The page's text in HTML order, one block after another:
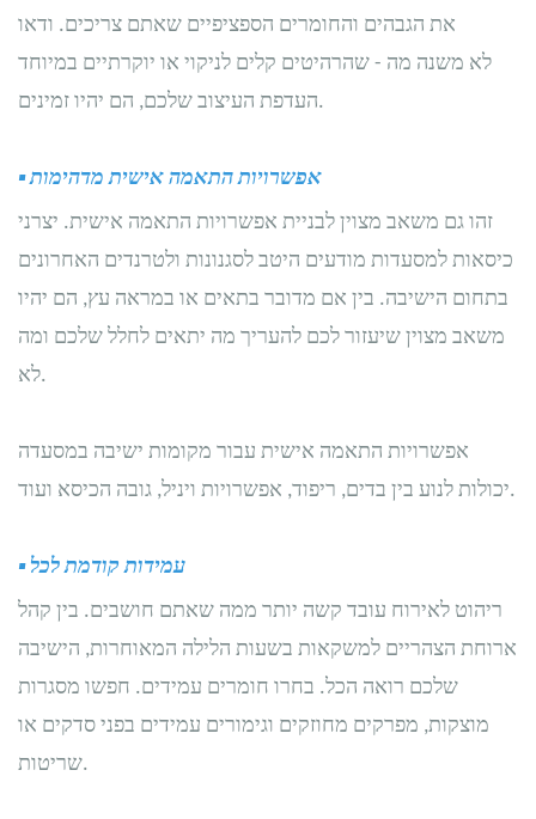
את הגבהים והחומרים הספציפיים שאתם צריכים. ודאו
- לא משנה מה
העדפת העיצוב שלכם, הם יהיו זמינים.
▪ אפשרויות התאמה אישית מדהימות
זהו גם משאב מצוין לבניית אפשרויות התאמה אישית. יצרני
כיסאות למסעדות מודעים היטב לסגנונות ולטרנדים האחרונים
בתחום הישיבה. בין אם מדובר בתאים או במראה עץ, הם יהיו
משאב מצוין שיעזור לכם להעריך מה יתאים לחלל שלכם ומה
לא.
אפשרויות התאמה אישית עבור מקומות ישיבה במסעדה
יכולות לנוע בין בדים, ריפוד, אפשרויות ויניל, גובה הכיסא ועוד.
▪ עמידות קודמת לכל
ריהוט לאירוח עובד קשה יותר ממה שאתם חושבים. בין קהל
ארוחת הצהריים למשקאות בשעות הלילה המאוחרות, הישיבה
שלכם רואה הכל. בחרו חומרים עמידים. חפשו מסגרות
מוצקות, מפרקים מחוזקים וגימורים עמידים בפני סדקים או
שריטות.